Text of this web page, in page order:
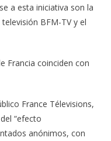
a esta iniciativa son la
BFM-TV y el
Francia coinciden con
France Télevisions,
“efecto
anónimos, con